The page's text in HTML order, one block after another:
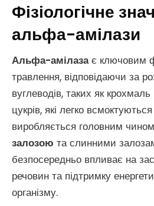
Фізіологічне
альфа-амілази
Альфа-амілазає ключовим
травлення, відповідаючи за
вуглеводів, таких як крохмаль
цукрів, які легко
виробляється головним чином
залозою та слинними
безпосередньо впливає на
речовин та підтримку
організму.